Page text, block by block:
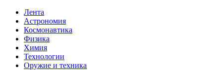
Лента
Астрономия
Космонавтика
Физика
Химия
Технологии
Оружие и техника